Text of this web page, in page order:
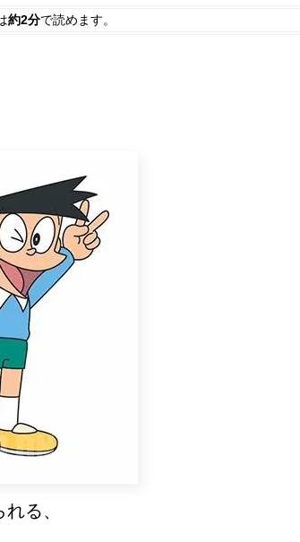
約2分で読めます。
る、